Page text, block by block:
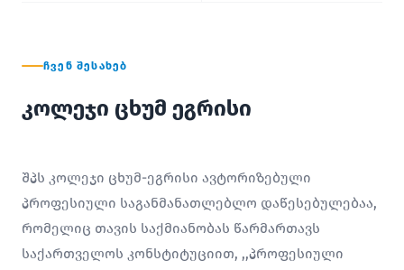
ᲩᲕᲔᲜ ᲨᲔᲡᲐᲮᲔᲑ
კოლეჯი ცხუმ ეგრისი
შპს კოლეჯი ცხუმ-ეგრისი ავტორიზებული
პროფესიული საგანმანათლებლო დაწესებულებაა,
რომელიც თავის საქმიანობას წარმართავს
საქართველოს კონსტიტუციით, ,,პროფესიული